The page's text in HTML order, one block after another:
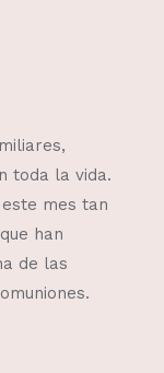
toda la vida.
mes tan
han
de las